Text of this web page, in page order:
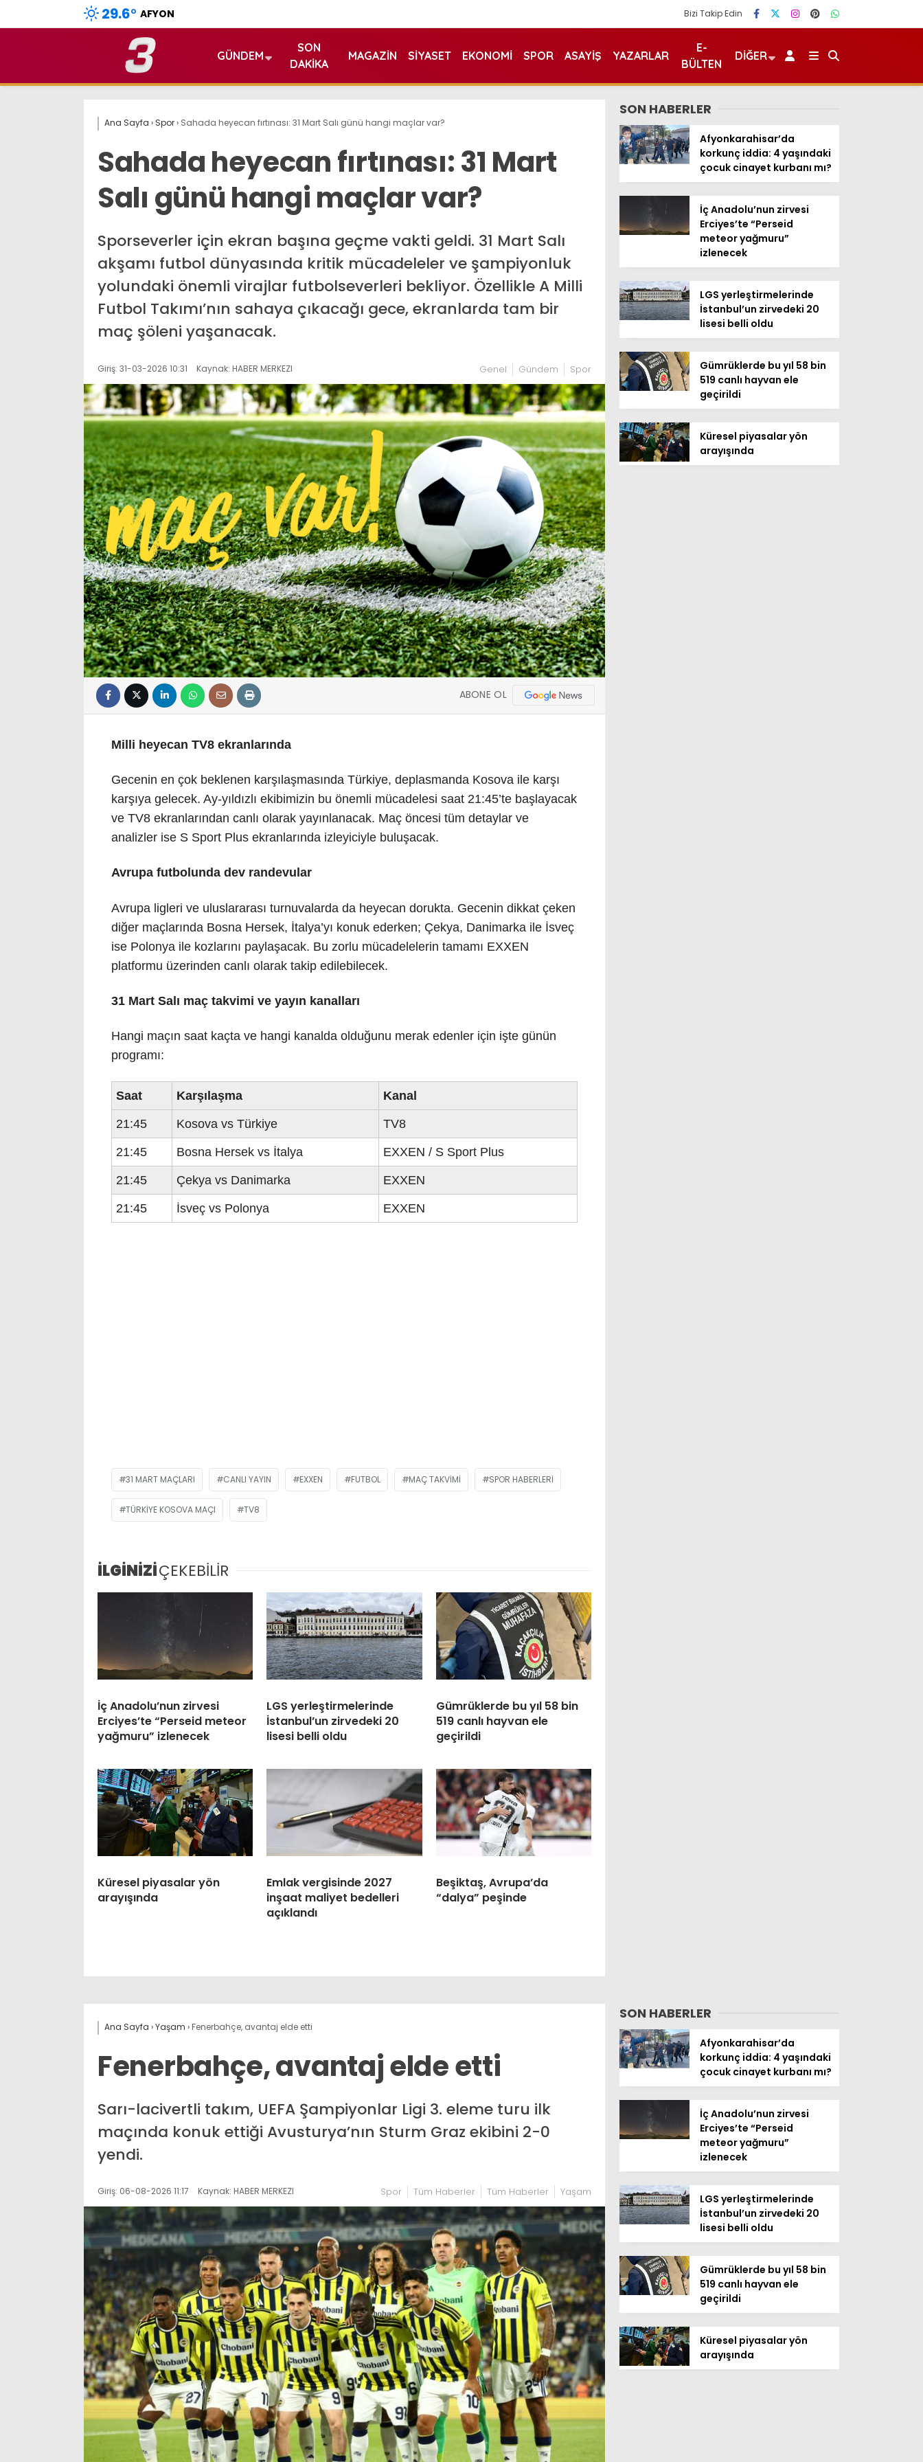
29.6° AFYON Bizi Takip Edin
GÜNDEM
SON
DAKIKA
MAGAZIN SIYASET EKONOMI SPOR ASAYIŞ YAZARLAR
E-
BÜLTEN
DIĞER
Ana Sayfa › Spor› Sahada heyecan fırtınası: 31 Mart Salı günü hangi maçlar var?
Sahada heyecan fırtınası: 31 Mart
Salı günü hangi maçlar var?
Sporseverler için ekran başına geçme vakti geldi. 31 Mart Salı
akşamı futbol dünyasında kritik mücadeleler ve şampiyonluk
yolundaki önemli virajlar futbolseverleri bekliyor. Özellikle A Milli
Futbol Takımı’nın sahaya çıkacağı gece, ekranlarda tam bir
maç şöleni yaşanacak.
Giriş: 31-03-2026 10:31 Kaynak: HABER MERKEZI Genel Gündem Spor
ABONE OL
Milli heyecan TV8 ekranlarında
Gecenin en çok beklenen karşılaşmasında Türkiye, deplasmanda Kosova ile karşı
karşıya gelecek. Ay-yıldızlı ekibimizin bu önemli mücadelesi saat 21:45’te başlayacak
ve TV8 ekranlarından canlı olarak yayınlanacak. Maç öncesi tüm detaylar ve
analizler ise S Sport Plus ekranlarında izleyiciyle buluşacak.
Avrupa futbolunda dev randevular
Avrupa ligleri ve uluslararası turnuvalarda da heyecan dorukta. Gecenin dikkat çeken
diğer maçlarında Bosna Hersek, İtalya’yı konuk ederken; Çekya, Danimarka ile İsveç
ise Polonya ile kozlarını paylaşacak. Bu zorlu mücadelelerin tamamı EXXEN
platformu üzerinden canlı olarak takip edilebilecek.
31 Mart Salı maç takvimi ve yayın kanalları
Hangi maçın saat kaçta ve hangi kanalda olduğunu merak edenler için işte günün
programı:
Saat Karşılaşma Kanal
21:45 Kosova vs Türkiye TV8
21:45 Bosna Hersek vs İtalya EXXEN / S Sport Plus
21:45 Çekya vs Danimarka EXXEN
21:45 İsveç vs Polonya EXXEN
31 MART MAÇLARI CANLI YAYIN EXXEN FUTBOL MAÇ TAKVIMI SPOR HABERLERI
TÜRKIYE KOSOVA MAÇI TV8
İLGİNİZİÇEKEBİLİR
İç Anadolu’nun zirvesi
Erciyes’te “Perseid meteor
yağmuru” izlenecek
LGS yerleştirmelerinde
İstanbul’un zirvedeki 20
lisesi belli oldu
Gümrüklerde bu yıl 58 bin
519 canlı hayvan ele
geçirildi
Küresel piyasalar yön
arayışında
Emlak vergisinde 2027
inşaat maliyet bedelleri
açıklandı
Beşiktaş, Avrupa’da
“dalya” peşinde
SON HABERLER
Afyonkarahisar’da
korkunç iddia: 4 yaşındaki
çocuk cinayet kurbanı mı?
İç Anadolu’nun zirvesi
Erciyes’te “Perseid
meteor yağmuru”
izlenecek
LGS yerleştirmelerinde
İstanbul’un zirvedeki 20
lisesi belli oldu
Gümrüklerde bu yıl 58 bin
519 canlı hayvan ele
geçirildi
Küresel piyasalar yön
arayışında
Ana Sayfa ›Yaşam › Fenerbahçe, avantaj elde etti
Fenerbahçe, avantaj elde etti
Sarı-lacivertli takım, UEFA Şampiyonlar Ligi 3. eleme turu ilk
maçında konuk ettiği Avusturya’nın Sturm Graz ekibini 2-0
yendi.
Giriş: 06-08-2026 11:17 Kaynak: HABER MERKEZI Spor Tüm Haberler Tüm Haberler Yaşam
SON HABERLER
Afyonkarahisar’da
korkunç iddia: 4 yaşındaki
çocuk cinayet kurbanı mı?
İç Anadolu’nun zirvesi
Erciyes’te “Perseid
meteor yağmuru”
izlenecek
LGS yerleştirmelerinde
İstanbul’un zirvedeki 20
lisesi belli oldu
Gümrüklerde bu yıl 58 bin
519 canlı hayvan ele
geçirildi
Küresel piyasalar yön
arayışında